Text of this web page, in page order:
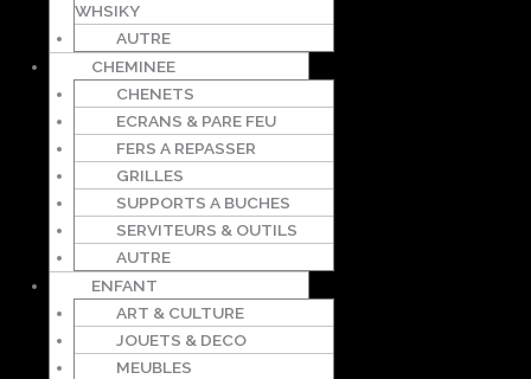
WHSIKY
AUTRE
CHEMINEE
CHENETS
ECRANS & PARE FEU
FERS A REPASSER
GRILLES
SUPPORTS A BUCHES
SERVITEURS & OUTILS
AUTRE
ENFANT
ART & CULTURE
JOUETS & DECO
MEUBLES